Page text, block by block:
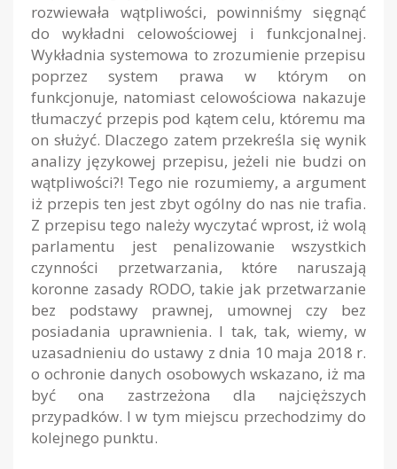
rozwiewała wątpliwości, powinniśmy sięgnąć
do wykładni celowościowej i funkcjonalnej.
Wykładnia systemowa to zrozumienie przepisu
poprzez system prawa w którym on
funkcjonuje, natomiast celowościowa nakazuje
tłumaczyć przepis pod kątem celu, któremu ma
on służyć. Dlaczego zatem przekreśla się wynik
analizy językowej przepisu, jeżeli nie budzi on
wątpliwości?! Tego nie rozumiemy, a argument
iż przepis ten jest zbyt ogólny do nas nie trafia.
Z przepisu tego należy wyczytać wprost, iż wolą
parlamentu jest penalizowanie wszystkich
czynności przetwarzania, które naruszają
koronne zasady RODO, takie jak przetwarzanie
bez podstawy prawnej, umownej czy bez
posiadania uprawnienia. I tak, tak, wiemy, w
uzasadnieniu do ustawy z dnia 10 maja 2018 r.
o ochronie danych osobowych wskazano, iż ma
być ona zastrzeżona dla najcięższych
przypadków. I w tym miejscu przechodzimy do
kolejnego punktu.